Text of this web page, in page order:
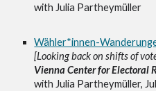
with Julia Partheymüller
Wähler*innen-
[Looking back on shifts of
Vienna Center for Electoral
with Julia Partheymüller,